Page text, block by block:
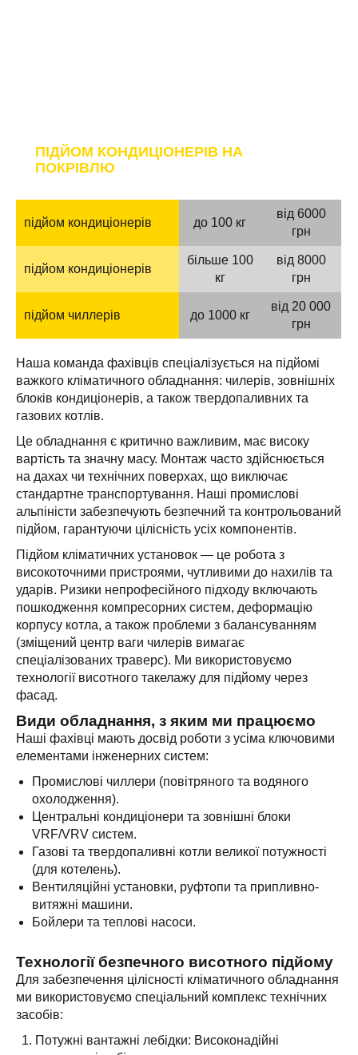
ПІДЙОМ КОНДИЦІОНЕРІВ НА
ПОКРІВЛЮ
підйом кондиціонерів до 100 кг
від 6000
грн
підйом кондиціонерів
більше 100
кг
від 8000
грн
підйом чиллерів до 1000 кг
від 20 000
грн
Наша команда фахівців спеціалізується на підйомі
важкого кліматичного обладнання: чилерів, зовнішніх
блоків кондиціонерів, а також твердопаливних та
газових котлів.
Це обладнання є критично важливим, має високу
вартість та значну масу. Монтаж часто здійснюється
на дахах чи технічних поверхах, що виключає
стандартне транспортування. Наші промислові
альпіністи забезпечують безпечний та контрольований
підйом, гарантуючи цілісність усіх компонентів.
Підйом кліматичних установок — це робота з
високоточними пристроями, чутливими до нахилів та
ударів. Ризики непрофесійного підходу включають
пошкодження компресорних систем, деформацію
корпусу котла, а також проблеми з балансуванням
(зміщений центр ваги чилерів вимагає
спеціалізованих траверс). Ми використовуємо
технології висотного такелажу для підйому через
фасад.
Види обладнання, з яким ми працюємо
Наші фахівці мають досвід роботи з усіма ключовими
елементами інженерних систем:
Промислові чиллери (повітряного та водяного
охолодження).
Центральні кондиціонери та зовнішні блоки
VRF/VRV систем.
Газові та твердопаливні котли великої потужності
(для котелень).
Вентиляційні установки, руфтопи та припливно-
витяжні машини.
Бойлери та теплові насоси.
Технології безпечного висотного підйому
Для забезпечення цілісності кліматичного обладнання
ми використовуємо спеціальний комплекс технічних
засобів:
Потужні вантажні лебідки: Високонадійні